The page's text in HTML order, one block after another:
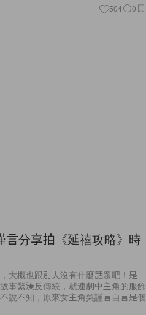
504 0
分享拍《延禧攻略》時
大概也跟別人沒有什麼話題吧！是
事緊湊反傳統，就連劇中主角的服飾
說不知，原來女主角吳謹言自言是個